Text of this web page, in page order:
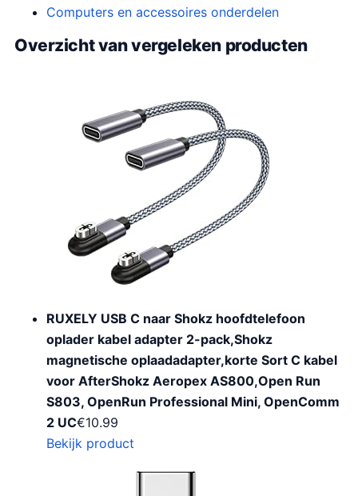
Computers en accessoires onderdelen
Overzicht van vergeleken producten
RUXELY USB C naar Shokz hoofdtelefoon
oplader kabel adapter 2-pack,Shokz
magnetische oplaadadapter,korte Sort C kabel
voor AfterShokz Aeropex AS800,Open Run
S803, OpenRun Professional Mini, OpenComm
2 UC€10.99
Bekijk product